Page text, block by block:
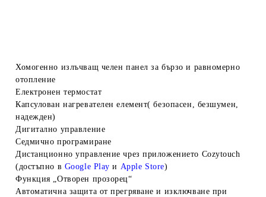
Хомогенно излъчващ челен панел за бързо и равномерно
отопление
Електронен термостат
Капсулован нагревателен елемент( безопасен, безшумен,
надежден)
Дигитално управление
Седмично програмиране
Дистанционно управление чрез приложението Cozytouch
(достъпно в Google Playи Apple Store)
Функция „Отворен прозорец“
Автоматична защита от прегряване и изключване при